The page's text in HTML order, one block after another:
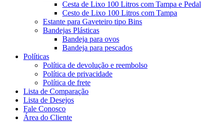
Cesta de Lixo 100 Litros com Tampa e Pedal
Cesto de Lixo 100 Litros com Tampa
Estante para Gaveteiro tipo Bins
Bandejas Plásticas
Bandeja para ovos
Bandeja para pescados
Políticas
Política de devolução e reembolso
Política de privacidade
Política de frete
Lista de Comparação
Lista de Desejos
Fale Conosco
Área do Cliente